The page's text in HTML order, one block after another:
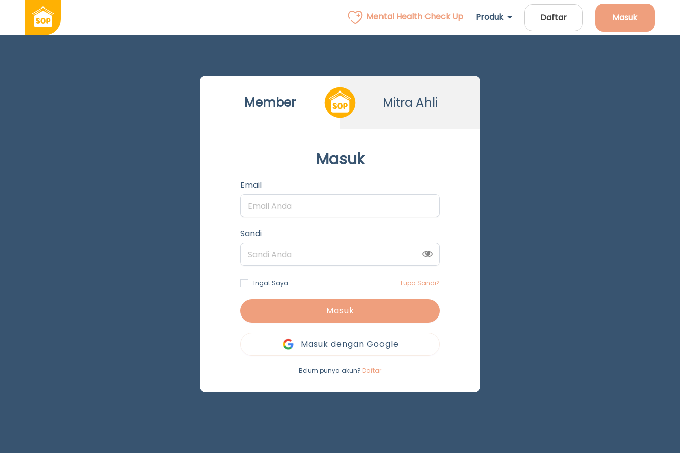
Mental Health Check Up Produk Daftar Masuk
Member Mitra Ahli
Masuk
Email
Sandi
Ingat Saya Lupa Sandi?
Masuk
Masuk dengan Google
Belum punya akun? Daftar